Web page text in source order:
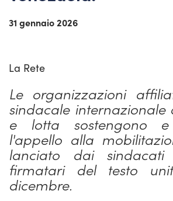
31 gennaio 2026
La Rete
Le organizzazioni
sindacale internazionale
e lotta sostengono e
l'appello alla
lanciato dai sindacati
firmatari del testo
dicembre.